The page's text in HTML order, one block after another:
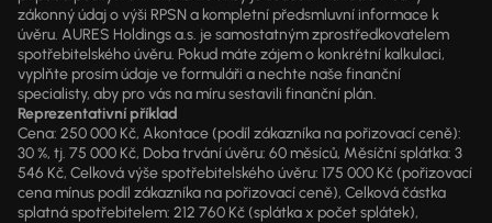
zákonný údaj o výši RPSN a kompletní předsmluvní informace k
úvěru. AURES Holdings a.s. je samostatným zprostředkovatelem
spotřebitelského úvěru. Pokud máte zájem o konkrétní kalkulaci,
vyplňte prosím údaje ve formuláři a nechte naše finanční
specialisty, aby pro vás na míru sestavili finanční plán.
Reprezentativní příklad
Cena: 250 000 Kč, Akontace (podíl zákazníka na pořizovací ceně):
30 %, tj. 75 000 Kč, Doba trvání úvěru: 60 měsíců, Měsíční splátka: 3
546 Kč, Celková výše spotřebitelského úvěru: 175 000 Kč (pořizovací
cena mínus podíl zákazníka na pořizovací ceně), Celková částka
splatná spotřebitelem: 212 760 Kč (splátka x počet splátek),